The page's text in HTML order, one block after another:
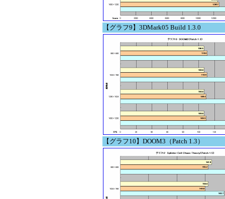
【グラフ9】3DMark05 Build 1.3.0
【グラフ10】DOOM3（Patch 1.3）